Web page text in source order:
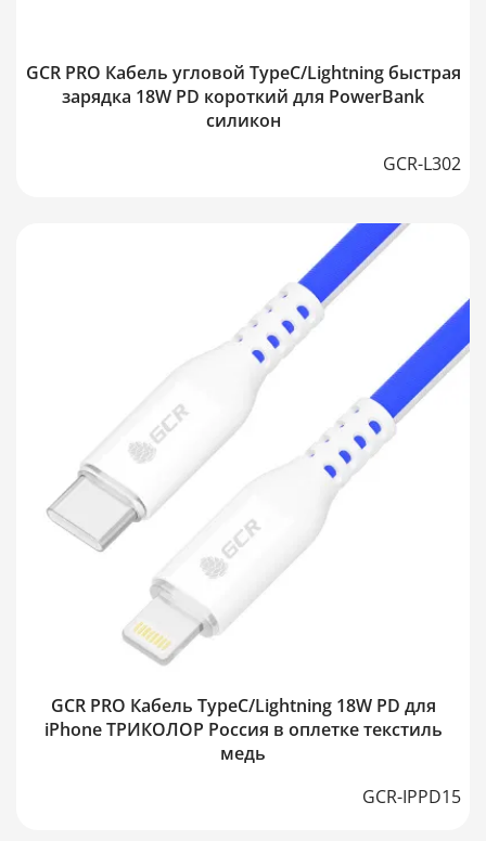
GCR PRO Кабель угловой TypeC/Lightning быстрая
зарядка 18W PD короткий для PowerBank
силикон
GCR-L302
GCR PRO Кабель TypeC/Lightning 18W PD для
iPhone ТРИКОЛОР Россия в оплетке текстиль
медь
GCR-IPPD15